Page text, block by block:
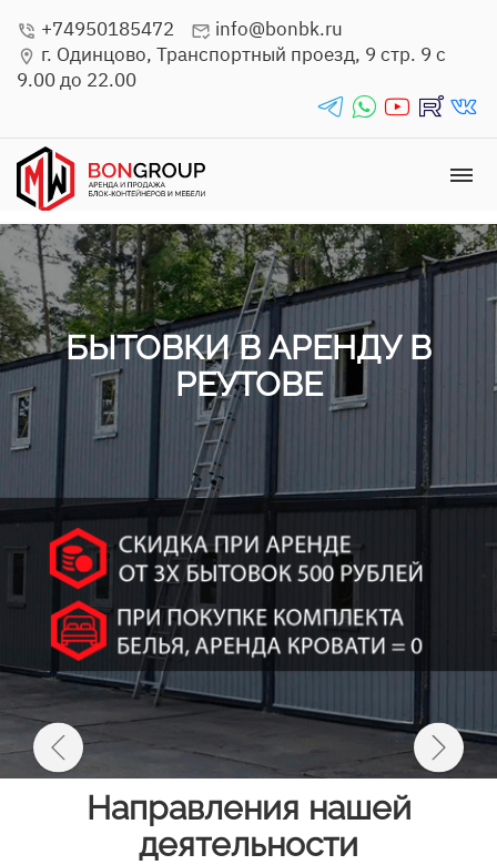
phone_in_talk +74950185472 mark_email_read info@bonbk.ru
location_on г. Одинцово, Транспортный проезд, 9 стр. 9 с
9.00 до 22.00
telegrams_in whatsapp_in youtube_in rutube_in vk_in
dehaze
Направления нашей
деятельности